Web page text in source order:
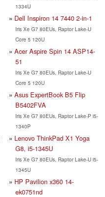
1334U
Dell Inspiron 14 7440 2-in-1
Iris Xe G7 80EUs, Raptor Lake-U
Core 5 120U
Acer Aspire Spin 14 ASP14-
51
Iris Xe G7 80EUs, Raptor Lake-U
Core 5 120U
Asus ExpertBook B5 Flip
B5402FVA
Iris Xe G7 80EUs, Raptor Lake-P i5-
1340P
Lenovo ThinkPad X1 Yoga
G8, i5-1345U
Iris Xe G7 80EUs, Raptor Lake-U i5-
1345U
HP Pavilion x360 14-
ek0751nd